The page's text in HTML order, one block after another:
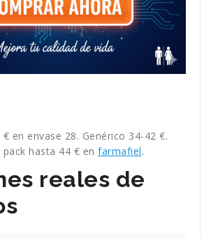
en envase 28. Genérico 34-42 €.
hasta 44 € en farmafiel.
reales de